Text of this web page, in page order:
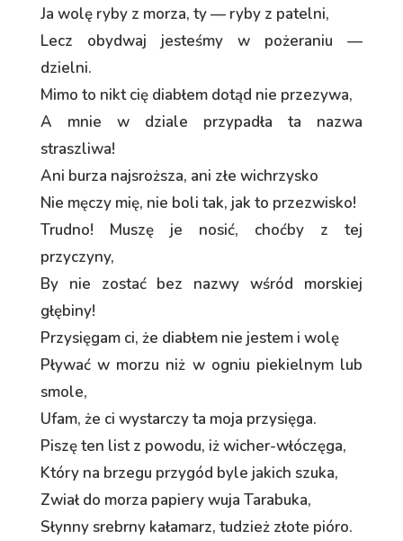
Ja wolę ryby z morza, ty — ryby z patelni,
Lecz obydwaj jesteśmy w pożeraniu —
dzielni.
Mimo to nikt cię diabłem dotąd nie przezywa,
A mnie w dziale przypadła ta nazwa
straszliwa!
Ani burza najsroższa, ani złe wichrzysko
Nie męczy mię, nie boli tak, jak to przezwisko!
Trudno! Muszę je nosić, choćby z tej
przyczyny,
By nie zostać bez nazwy wśród morskiej
głębiny!
Przysięgam ci, że diabłem nie jestem i wolę
Pływać w morzu niż w ogniu piekielnym lub
smole,
Ufam, że ci wystarczy ta moja przysięga.
Piszę ten list z powodu, iż wicher-włóczęga,
Który na brzegu przygód byle jakich szuka,
Zwiał do morza papiery wuja Tarabuka,
Słynny srebrny kałamarz, tudzież złote pióro.